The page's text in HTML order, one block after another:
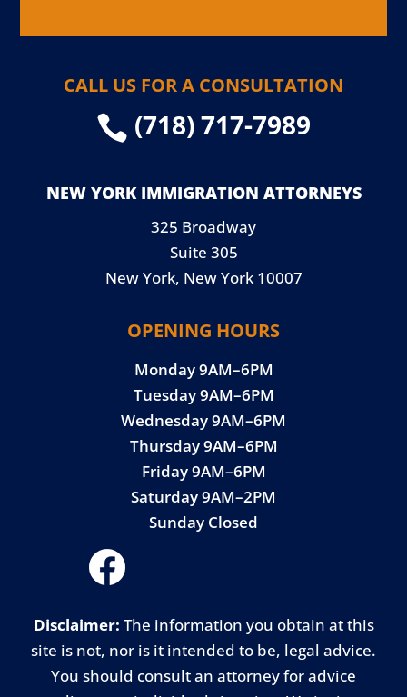
CALL US FOR A CONSULTATION
 (718) 717-7989
NEW YORK IMMIGRATION ATTORNEYS
325 Broadway
Suite 305
New York, New York 10007
OPENING HOURS
Monday 9AM–6PM
Tuesday 9AM–6PM
Wednesday 9AM–6PM
Thursday 9AM–6PM
Friday 9AM–6PM
Saturday 9AM–2PM
Sunday Closed
Disclaimer: The information you obtain at this
site is not, nor is it intended to be, legal advice.
You should consult an attorney for advice